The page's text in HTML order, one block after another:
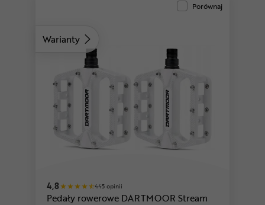
Warianty
Porównaj
4,8 445 opinii
Pedały rowerowe DARTMOOR Stream